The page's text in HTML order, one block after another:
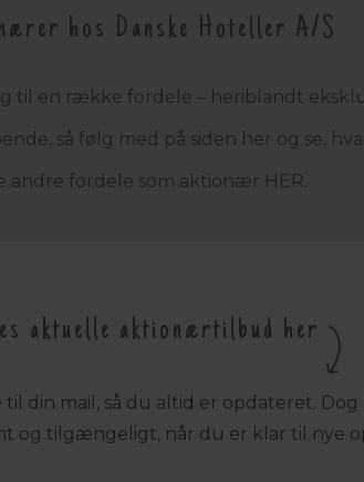
hos Danske Hoteller A/S
til en række fordele – heriblandt
så følg med på siden her og se,
andre fordele som aktionær HER.
aktuelle aktionærtilbud her
din mail, så du altid er opdateret.
og tilgængeligt, når du er klar til nye